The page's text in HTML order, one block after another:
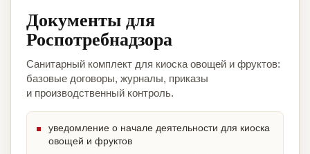
Документы для
Роспотребнадзора
Санитарный комплект для киоска овощей и фруктов:
базовые договоры, журналы, приказы
и производственный контроль.
уведомление о начале деятельности для киоска
овощей и фруктов